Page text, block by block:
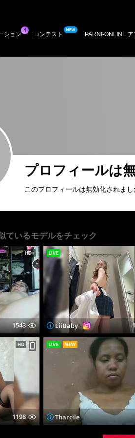
ション コンテスト PARNI-ONLINE ア
プロフィールは
このプロフィールは無効化されま
ているモデルをチェック
1543 LiiBaby
1198 Tharcile